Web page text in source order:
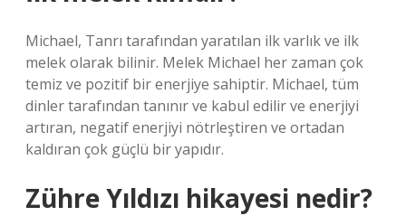
Michael, Tanrı tarafından yaratılan ilk varlık ve ilk
melek olarak bilinir. Melek Michael her zaman çok
temiz ve pozitif bir enerjiye sahiptir. Michael, tüm
dinler tarafından tanınır ve kabul edilir ve enerjiyi
artıran, negatif enerjiyi nötrleştiren ve ortadan
kaldıran çok güçlü bir yapıdır.
Zühre Yıldızı hikayesi nedir?